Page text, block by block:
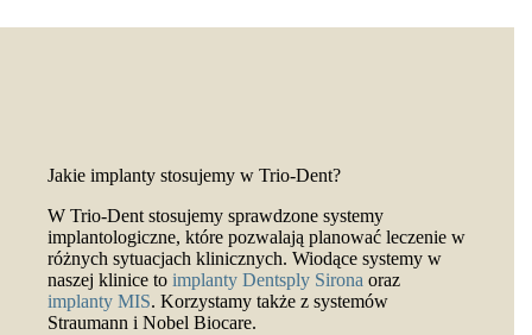
Jakie implanty stosujemy w Trio-Dent?
W Trio-Dent stosujemy sprawdzone systemy
implantologiczne, które pozwalają planować leczenie w
różnych sytuacjach klinicznych. Wiodące systemy w
naszej klinice to implanty Dentsply Sirona oraz
implanty MIS. Korzystamy także z systemów
Straumann i Nobel Biocare.